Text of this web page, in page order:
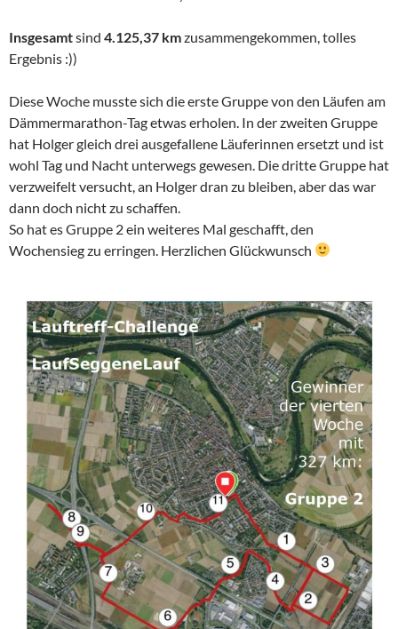
Insgesamtsind 4.125,37 kmzusammengekommen, tolles
Ergebnis :))
Diese Woche musste sich die erste Gruppe von den Läufen am
Dämmermarathon-Tag etwas erholen. In der zweiten Gruppe
hat Holger gleich drei ausgefallene Läuferinnen ersetzt und ist
wohl Tag und Nacht unterwegs gewesen. Die dritte Gruppe hat
verzweifelt versucht, an Holger dran zu bleiben, aber das war
dann doch nicht zu schaffen.
So hat es Gruppe 2 ein weiteres Mal geschafft, den
Wochensieg zu erringen. Herzlichen Glückwunsch